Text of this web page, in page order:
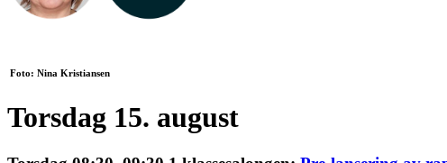
Foto: Nina Kristiansen
Torsdag 15. august